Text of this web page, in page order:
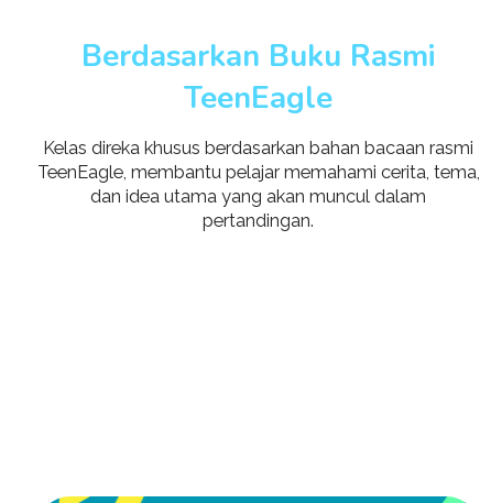
Berdasarkan Buku Rasmi
TeenEagle
Kelas direka khusus berdasarkan bahan bacaan rasmi
TeenEagle, membantu pelajar memahami cerita, tema,
dan idea utama yang akan muncul dalam
pertandingan.